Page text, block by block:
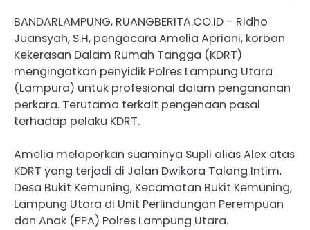
BANDARLAMPUNG, RUANGBERITA.CO.ID – Ridho
Juansyah, S.H, pengacara Amelia Apriani, korban
Kekerasan Dalam Rumah Tangga (KDRT)
mengingatkan penyidik Polres Lampung Utara
(Lampura) untuk profesional dalam pengananan
perkara. Terutama terkait pengenaan pasal
terhadap pelaku KDRT.
Amelia melaporkan suaminya Supli alias Alex atas
KDRT yang terjadi di Jalan Dwikora Talang Intim,
Desa Bukit Kemuning, Kecamatan Bukit Kemuning,
Lampung Utara di Unit Perlindungan Perempuan
dan Anak (PPA) Polres Lampung Utara.